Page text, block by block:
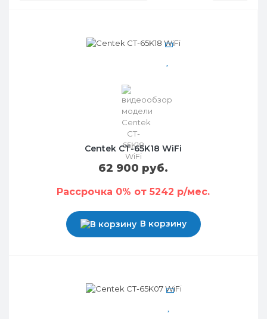
Centek CT-65K18 WiFi
62 900 руб.
Рассрочка 0% от 5242 р/мес.
В корзину